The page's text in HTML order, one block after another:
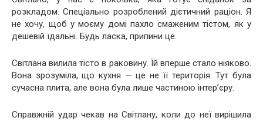
розкладом. Спеціально розроблений дієтичний раціон. Я
не хочу, щоб у моєму домі пахло смаженим тістом, як у
дешевій їдальні. Будь ласка, припини це.
Світлана вилила тісто в раковину. Їй вперше стало ніяково.
Вона зрозуміла, що кухня — це не її територія. Тут була
сучасна плита, але вона була лише частиною інтер’єру.
Справжній удар чекав на Світлану, коли до неї вирішила